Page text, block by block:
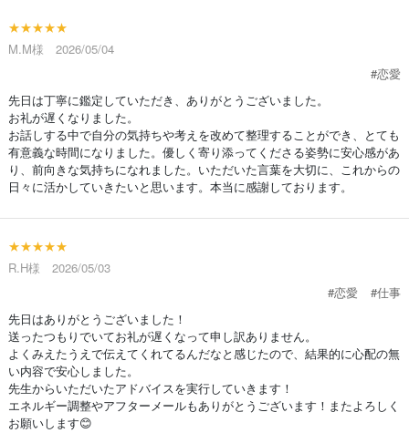
★★★★★
M.M様 2026/05/04
#恋愛
先日は丁寧に鑑定していただき、ありがとうございました。
お礼が遅くなりました。
お話しする中で自分の気持ちや考えを改めて整理することができ、とても
有意義な時間になりました。優しく寄り添ってくださる姿勢に安心感があ
り、前向きな気持ちになれました。いただいた言葉を大切に、これからの
日々に活かしていきたいと思います。本当に感謝しております。
★★★★★
R.H様 2026/05/03
#恋愛
#仕事
先日はありがとうございました！
送ったつもりでいてお礼が遅くなって申し訳ありません。
よくみえたうえで伝えてくれてるんだなと感じたので、結果的に心配の無
い内容で安心しました。
先生からいただいたアドバイスを実行していきます！
エネルギー調整やアフターメールもありがとうございます！またよろしく
お願いします😊